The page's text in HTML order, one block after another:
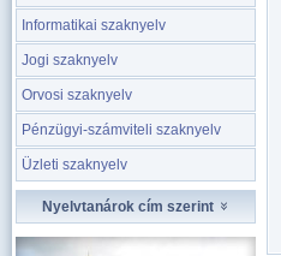
Informatikai szaknyelv
Jogi szaknyelv
Orvosi szaknyelv
Pénzügyi-számviteli szaknyelv
Üzleti szaknyelv
Nyelvtanárok cím szerint